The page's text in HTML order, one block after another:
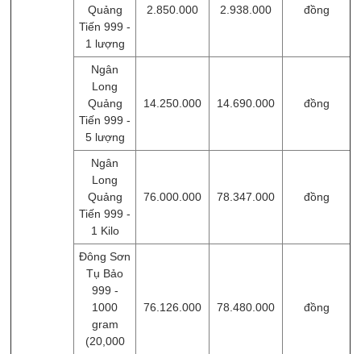
Quảng
Tiến 999 -
1 lượng
2.850.000 2.938.000 đồng
Ngân
Long
Quảng
Tiến 999 -
5 lượng
14.250.000 14.690.000 đồng
Ngân
Long
Quảng
Tiến 999 -
1 Kilo
76.000.000 78.347.000 đồng
Đông Sơn
Tụ Bảo
999 -
1000
gram
(20,000
76.126.000 78.480.000 đồng